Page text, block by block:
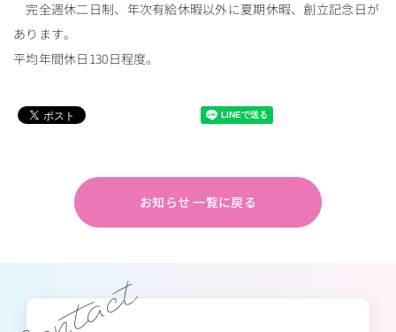
完全週休二日制、年次有給休暇以外に夏期休暇、創立記念日が
あります。
平均年間休日130日程度。
お知らせ 一覧に戻る